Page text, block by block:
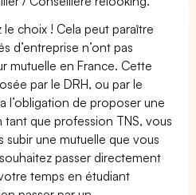
choix ! Cela peut paraître
d’entreprise n’ont pas
mutuelle en France. Cette
par le DRH, ou par le
l’obligation de proposer une
tant que profession TNS, vous
subir une mutuelle que vous
passer directement
temps en étudiant